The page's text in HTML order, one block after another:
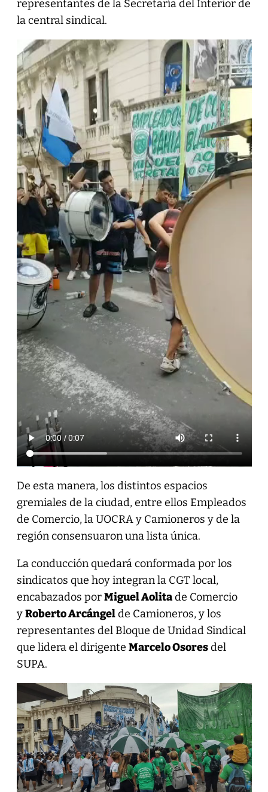
representantes de la Secretaría del Interior de
la central sindical.
De esta manera, los distintos espacios
gremiales de la ciudad, entre ellos Empleados
de Comercio, la UOCRA y Camioneros y de la
región consensuaron una lista única.
La conducción quedará conformada por los
sindicatos que hoy integran la CGT local,
encabazados porMiguel Aolitade Comercio
yRoberto Arcángelde Camioneros, y los
representantes del Bloque de Unidad Sindical
que lidera el dirigente Marcelo Osoresdel
SUPA.